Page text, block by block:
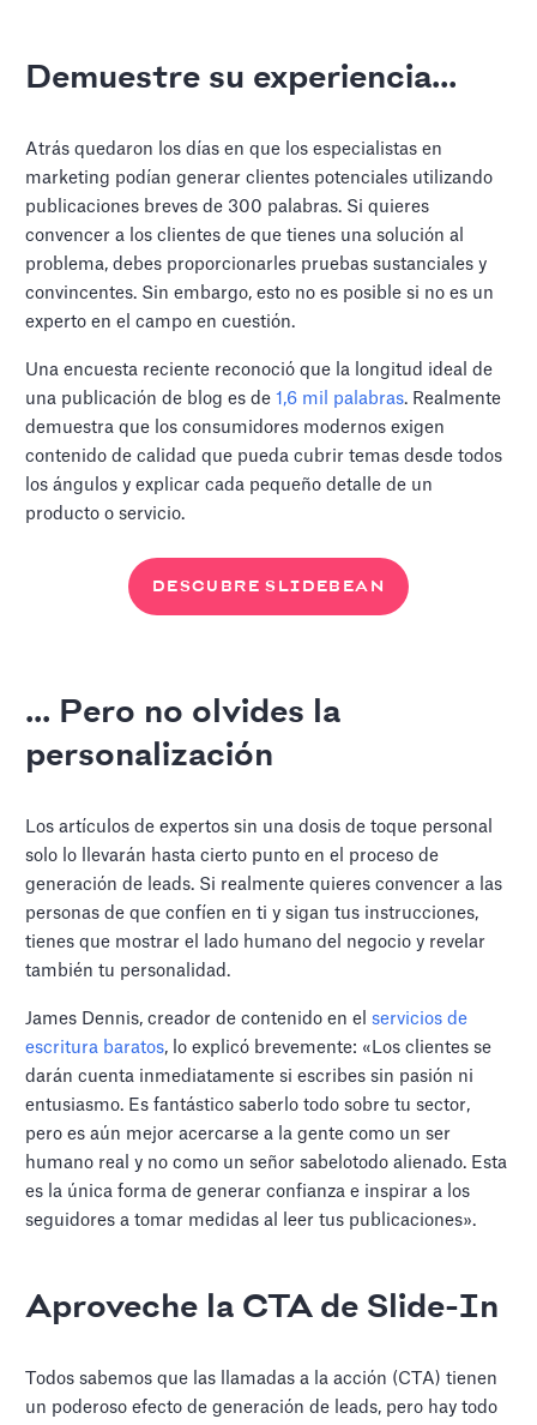
Demuestre su experiencia...
Atrás quedaron los días en que los especialistas en
marketing podían generar clientes potenciales utilizando
publicaciones breves de 300 palabras. Si quieres
convencer a los clientes de que tienes una solución al
problema, debes proporcionarles pruebas sustanciales y
convincentes. Sin embargo, esto no es posible si no es un
experto en el campo en cuestión.
Una encuesta reciente reconoció que la longitud ideal de
una publicación de blog es de1,6 mil palabras. Realmente
demuestra que los consumidores modernos exigen
contenido de calidad que pueda cubrir temas desde todos
los ángulos y explicar cada pequeño detalle de un
producto o servicio.
DESCUBRE SLIDEBEAN
... Pero no olvides la
personalización
Los artículos de expertos sin una dosis de toque personal
solo lo llevarán hasta cierto punto en el proceso de
generación de leads. Si realmente quieres convencer a las
personas de que confíen en ti y sigan tus instrucciones,
tienes que mostrar el lado humano del negocio y revelar
también tu personalidad.
James Dennis, creador de contenido en elservicios de
escritura baratos, lo explicó brevemente: «Los clientes se
darán cuenta inmediatamente si escribes sin pasión ni
entusiasmo. Es fantástico saberlo todo sobre tu sector,
pero es aún mejor acercarse a la gente como un ser
humano real y no como un señor sabelotodo alienado. Esta
es la única forma de generar confianza e inspirar a los
seguidores a tomar medidas al leer tus publicaciones».
Aproveche la CTA de Slide-In
Todos sabemos que las llamadas a la acción (CTA) tienen
un poderoso efecto de generación de leads, pero hay todo